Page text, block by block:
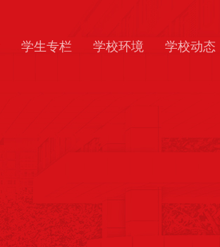
学生专栏 学校环境 学校动态